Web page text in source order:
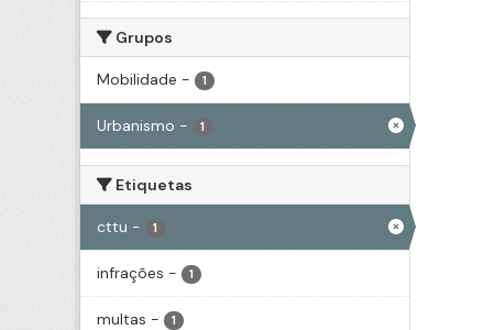
Grupos
Mobilidade - 1
Urbanismo - 1
Etiquetas
cttu - 1
infrações - 1
multas - 1